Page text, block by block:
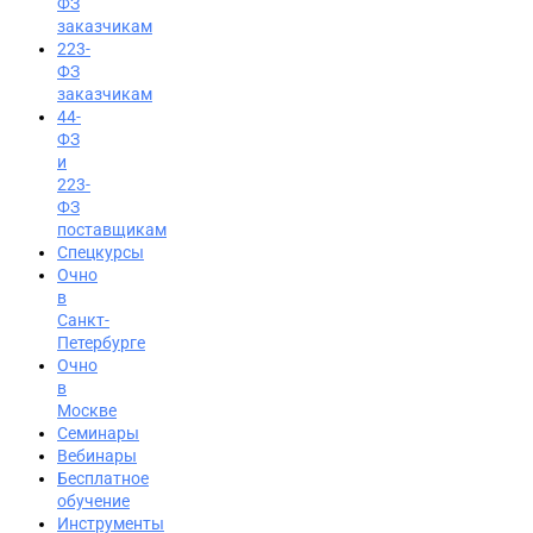
Вход на портал
8 (495) 228-47-43
заказчикам
223-
ФЗ
заказчикам
44-
ФЗ
и
223-
ФЗ
поставщикам
Спецкурсы
Очно
в
Санкт-
Петербурге
Очно
в
Москве
Семинары
Вебинары
Бесплатное
обучение
Инструменты